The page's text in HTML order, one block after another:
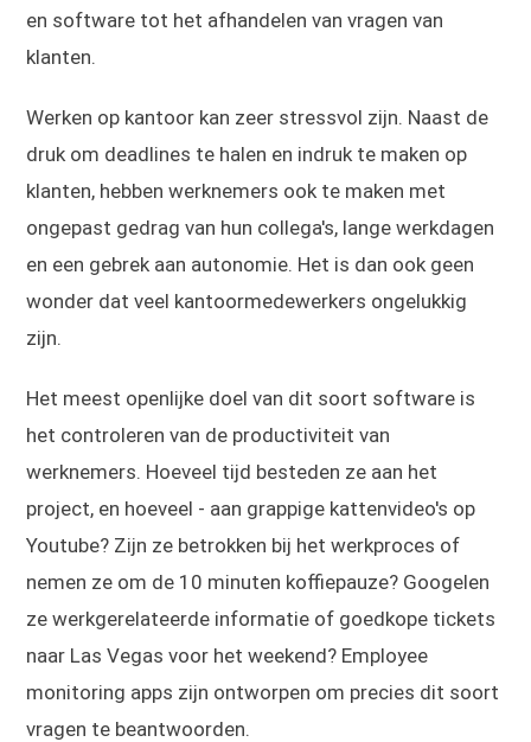
en software tot het afhandelen van vragen van
klanten.
Werken op kantoor kan zeer stressvol zijn. Naast de
druk om deadlines te halen en indruk te maken op
klanten, hebben werknemers ook te maken met
ongepast gedrag van hun collega's, lange werkdagen
en een gebrek aan autonomie. Het is dan ook geen
wonder dat veel kantoormedewerkers ongelukkig
zijn.
Het meest openlijke doel van dit soort software is
het controleren van de productiviteit van
werknemers. Hoeveel tijd besteden ze aan het
project, en hoeveel - aan grappige kattenvideo's op
Youtube? Zijn ze betrokken bij het werkproces of
nemen ze om de 10 minuten koffiepauze? Googelen
ze werkgerelateerde informatie of goedkope tickets
naar Las Vegas voor het weekend? Employee
monitoring apps zijn ontworpen om precies dit soort
vragen te beantwoorden.